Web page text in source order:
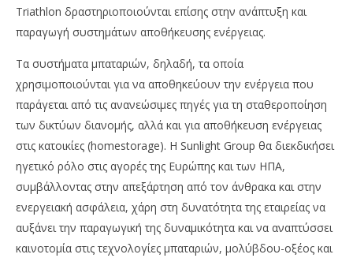
Triathlon δραστηριοποιούνται επίσης στην ανάπτυξη και
παραγωγή συστημάτων αποθήκευσης ενέργειας.
Τα συστήματα μπαταριών, δηλαδή, τα οποία
χρησιμοποιούνται για να αποθηκεύουν την ενέργεια που
παράγεται από τις ανανεώσιμες πηγές για τη σταθεροποίηση
των δικτύων διανομής, αλλά και για αποθήκευση ενέργειας
στις κατοικίες (homestorage). Η Sunlight Group θα διεκδικήσει
ηγετικό ρόλο στις αγορές της Ευρώπης και των ΗΠΑ,
συμβάλλοντας στην απεξάρτηση από τον άνθρακα και στην
ενεργειακή ασφάλεια, χάρη στη δυνατότητα της εταιρείας να
αυξάνει την παραγωγική της δυναμικότητα και να αναπτύσσει
καινοτομία στις τεχνολογίες μπαταριών, μολύβδου-οξέος και